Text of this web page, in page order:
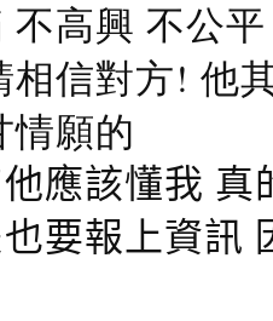
不高興 不公
相信對方! 他
情願的
應該懂我
要報上資訊